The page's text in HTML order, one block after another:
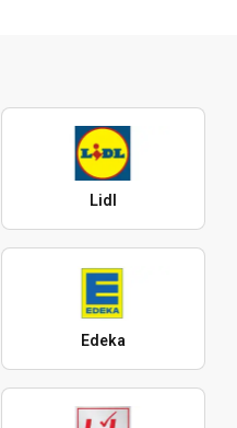
Lidl
Edeka